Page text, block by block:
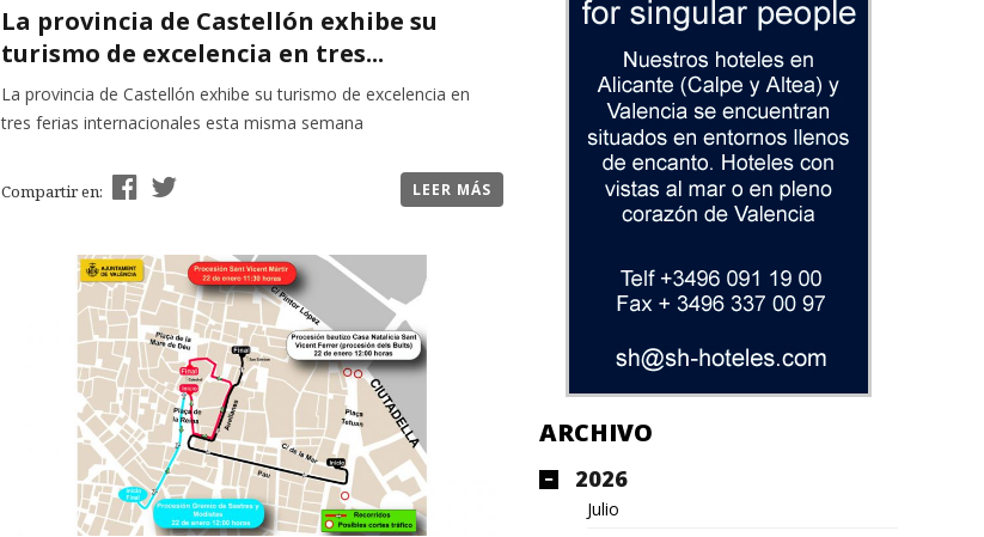
La provincia de Castellón exhibe su
turismo de excelencia en tres...
La provincia de Castellón exhibe su turismo de excelencia en
tres ferias internacionales esta misma semana
Compartir en: LEER MÁS
ARCHIVO
2026
Julio